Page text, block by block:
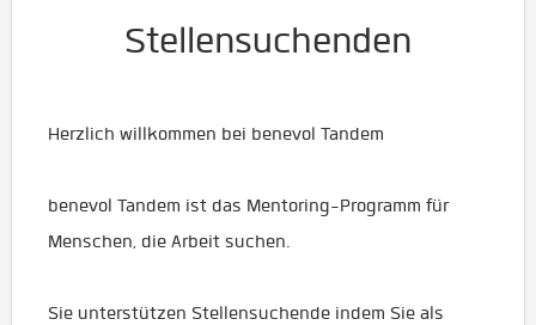
Stellensuchenden
Herzlich willkommen bei benevol Tandem
benevol Tandem ist das Mentoring-Programm für
Menschen, die Arbeit suchen.
Sie unterstützen Stellensuchende indem Sie als